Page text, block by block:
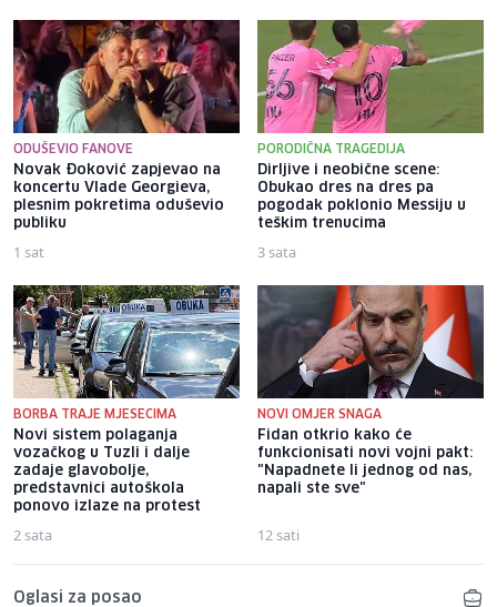
ODUŠEVIO FANOVE
Novak Đoković zapjevao na
koncertu Vlade Georgieva,
plesnim pokretima oduševio
publiku
1 sat
PORODIČNA TRAGEDIJA
Dirljive i neobične scene:
Obukao dres na dres pa
pogodak poklonio Messiju u
teškim trenucima
3 sata
BORBA TRAJE MJESECIMA
Novi sistem polaganja
vozačkog u Tuzli i dalje
zadaje glavobolje,
predstavnici autoškola
ponovo izlaze na protest
2 sata
NOVI OMJER SNAGA
Fidan otkrio kako će
funkcionisati novi vojni pakt:
"Napadnete li jednog od nas,
napali ste sve"
12 sati
Oglasi za posao